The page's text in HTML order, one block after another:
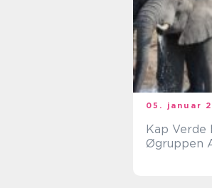
05. januar
Kap Verde
Øgruppen